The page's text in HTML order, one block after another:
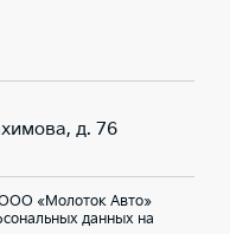
д. 76
«Молоток Авто»
данных на